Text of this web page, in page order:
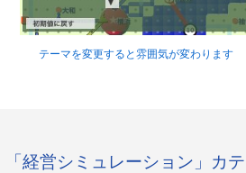
テーマを変更すると雰囲気が変わります
「経営シミュレーション」カ